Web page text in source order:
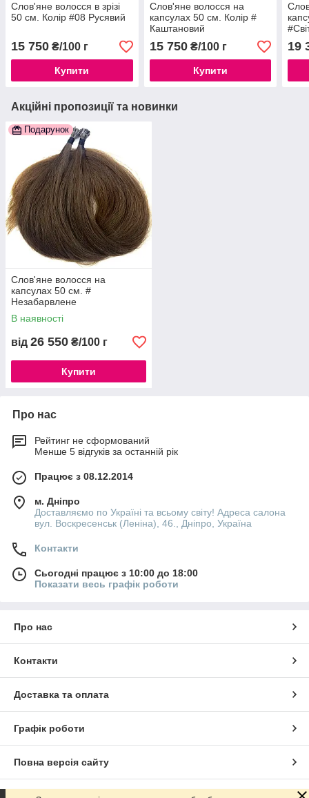
Слов'яне волосся в зрізі
50 см. Колір #08 Русявий
15 750 ₴/100 г
Купити
Слов'яне волосся на
капсулах 50 см. Колір #
Каштановий
15 750₴/100 г
Купити
19
Акційні пропозиції та новинки
Подарунок
Слов'яне волосся на
капсулах 50 см. #
Незабарвлене
В наявності
від 26 550 ₴/100 г
Купити
Про нас
Рейтинг не сформований
Менше 5 відгуків за останній рік
Працює з 08.12.2014
м. Дніпро
Доставляємо по Україні та всьому світу! Адреса салона
вул. Воскресенськ (Леніна), 46., Дніпро, Україна
Контакти
Сьогодні працює з 10:00 до 18:00
Показати весь графік роботи
Про нас
Контакти
Доставка та оплата
Графік роботи
Повна версія сайту